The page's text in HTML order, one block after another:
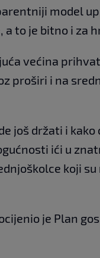
model
a to je bitno i za
većina
proširi i na
još držati i kako
ići u
koji
je Plan